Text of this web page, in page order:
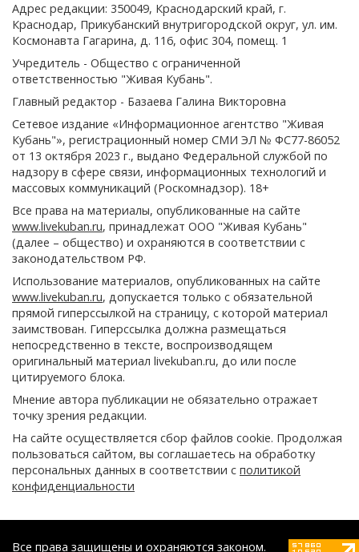
Адрес редакции: 350049, Краснодарский край, г.
Краснодар, Прикубанский внутригородской округ, ул. им.
Космонавта Гагарина, д. 116, офис 304, помещ. 1
Учредитель - Общество с ограниченной
ответственностью "Живая Кубань".
Главный редактор - Базаева Галина Викторовна
Сетевое издание «Информационное агентство "Живая
Кубань"», регистрационный номер СМИ ЭЛ № ФС77-86052
от 13 октября 2023 г., выдано Федеральной службой по
надзору в сфере связи, информационных технологий и
массовых коммуникаций (Роскомнадзор). 18+
Все права на материалы, опубликованные на сайте
www.livekuban.ru, принадлежат ООО "Живая Кубань"
(далее – общество) и охраняются в соответствии с
законодательством РФ.
Использование материалов, опубликованных на сайте
www.livekuban.ru, допускается только с обязательной
прямой гиперссылкой на страницу, с которой материал
заимствован. Гиперссылка должна размещаться
непосредственно в тексте, воспроизводящем
оригинальный материал livekuban.ru, до или после
цитируемого блока.
Мнение автора публикации не обязательно отражает
точку зрения редакции.
На сайте осуществляется сбор файлов cookie. Продолжая
пользоваться сайтом, вы соглашаетесь на обработку
персональных данных в соответствии с политикой
конфиденциальности
Все права защищены и охраняются законом.